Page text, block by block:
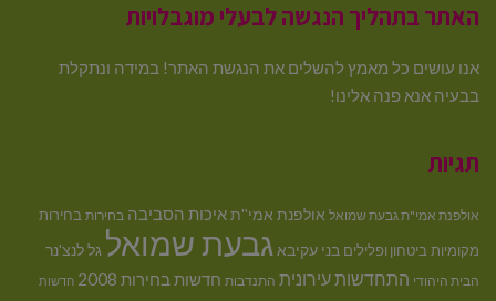
האתר בתהליך הנגשה לבעלי מוגבלויות
אנו עושים כל מאמץ להשלים את הנגשת האתר! במידה ונתקלת
בבעיה אנא פנה אלינו!
תגיות
אולפנת אמי"ת גבעת שמואל אולפנת אמי''תאיכות הסביבה בחירות בחירות
מקומיותביטחון ופלילים בני עקיבא גבעת שמואל גל לנצ'נר
הבית היהודי התחדשות עירונית התנדבות חדשות בחירות 2008 חדשות